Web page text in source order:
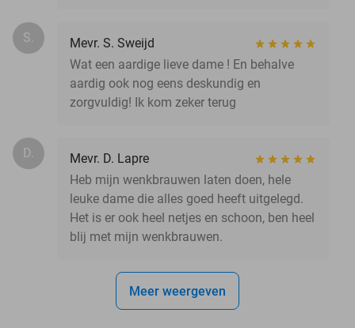
S.
Mevr. S. Sweijd
Wat een aardige lieve dame ! En behalve
aardig ook nog eens deskundig en
zorgvuldig! Ik kom zeker terug
D.
Mevr. D. Lapre
Heb mijn wenkbrauwen laten doen, hele
leuke dame die alles goed heeft uitgelegd.
Het is er ook heel netjes en schoon, ben heel
blij met mijn wenkbrauwen.
Meer weergeven